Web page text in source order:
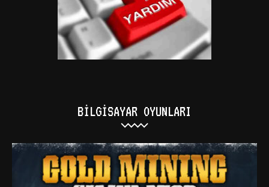
BILGISAYAR OYUNLARI